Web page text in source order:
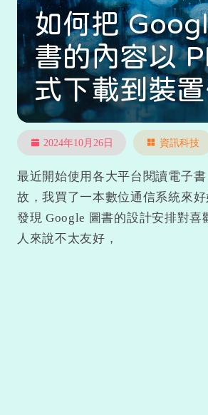
如何把
書的內容以
式下載到裝
2024年10月26日 資訊科技
最近開始使用各大平台閱讀電子
故，我買了一本數位通信系統來
發現 Google 圖書的設計安排對喜
人來說不太友好，